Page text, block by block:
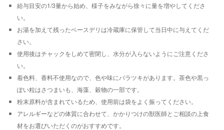
給与目安の1/3量から始め、様子をみながら徐々に量を増やしてくださ
い。
お湯を加えて残ったベースデリは冷蔵庫に保管して当日中に与えてくだ
さい。
使用後はチャックをしめて密閉し、水分が入らないようにご注意くださ
い。
着色料、香料不使用なので、色や味にバラツキがあります。茶色や黒っ
ぽい粒はさつまいも、海藻、穀物の一部です。
粉末原料が含まれているため、使用前は袋をよく振ってください。
アレルギーなどの体質に合わせて、かかりつけの獣医師とご相談の上食
材をお選びいただくのがおすすめです。